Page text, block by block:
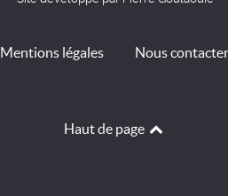
Mentions légales Nous contacter
Haut de page